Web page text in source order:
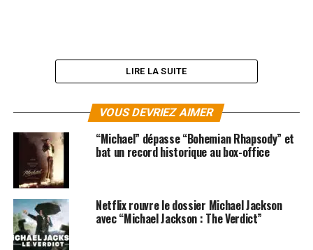
LIRE LA SUITE
VOUS DEVRIEZ AIMER
“Michael” dépasse “Bohemian Rhapsody” et
bat un record historique au box-office
Netflix rouvre le dossier Michael Jackson
avec “Michael Jackson : The Verdict”